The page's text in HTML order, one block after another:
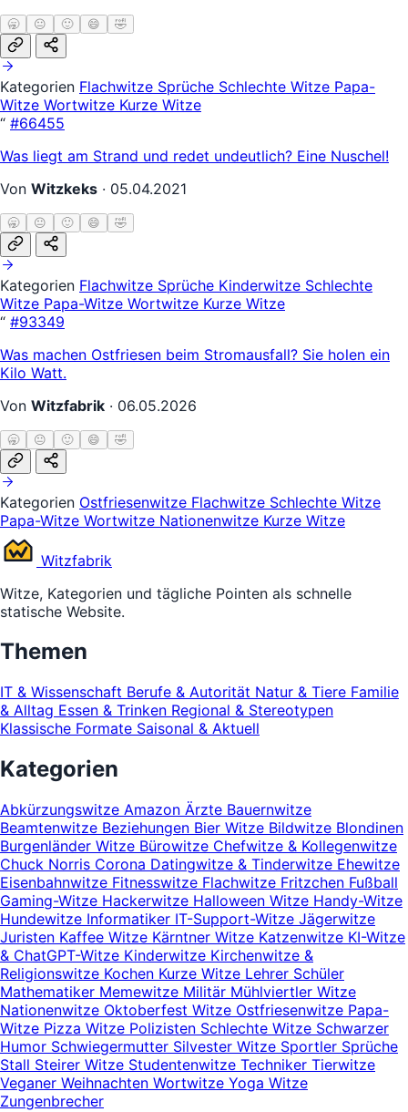
🥱 😐 🙂 😄 🤣
Kategorien Flachwitze Sprüche Schlechte Witze Papa-
Witze Wortwitze Kurze Witze
“ #66455
Was liegt am Strand und redet undeutlich? Eine Nuschel!
Von Witzkeks · 05.04.2021
🥱 😐 🙂 😄 🤣
Kategorien Flachwitze Sprüche Kinderwitze Schlechte
Witze Papa-Witze Wortwitze Kurze Witze
“ #93349
Was machen Ostfriesen beim Stromausfall? Sie holen ein
Kilo Watt.
Von Witzfabrik · 06.05.2026
🥱 😐 🙂 😄 🤣
Kategorien Ostfriesenwitze Flachwitze Schlechte Witze
Papa-Witze Wortwitze Nationenwitze Kurze Witze
Witzfabrik
Witze, Kategorien und tägliche Pointen als schnelle
statische Website.
Themen
IT & Wissenschaft Berufe & Autorität Natur & Tiere Familie
& Alltag Essen & Trinken Regional & Stereotypen
Klassische Formate Saisonal & Aktuell
Kategorien
Abkürzungswitze Amazon Ärzte Bauernwitze
Beamtenwitze Beziehungen Bier Witze Bildwitze Blondinen
Burgenländer Witze Bürowitze Chefwitze & Kollegenwitze
Chuck Norris Corona Datingwitze & Tinderwitze Ehewitze
Eisenbahnwitze Fitnesswitze Flachwitze Fritzchen Fußball
Gaming-Witze Hackerwitze Halloween Witze Handy-Witze
Hundewitze Informatiker IT-Support-Witze Jägerwitze
Juristen Kaffee Witze Kärntner Witze Katzenwitze KI-Witze
& ChatGPT-Witze Kinderwitze Kirchenwitze &
Religionswitze Kochen Kurze Witze Lehrer Schüler
Mathematiker Memewitze Militär Mühlviertler Witze
Nationenwitze Oktoberfest Witze Ostfriesenwitze Papa-
Witze Pizza Witze Polizisten Schlechte Witze Schwarzer
Humor Schwiegermutter Silvester Witze Sportler Sprüche
Stall Steirer Witze Studentenwitze Techniker Tierwitze
Veganer Weihnachten Wortwitze Yoga Witze
Zungenbrecher